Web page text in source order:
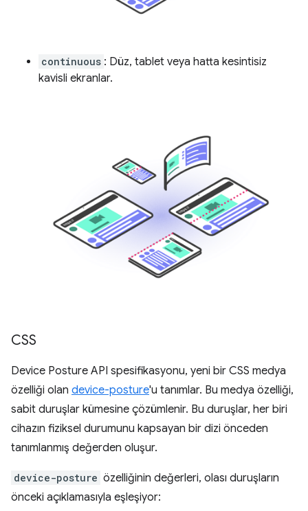
continuous : Düz, tablet veya hatta kesintisiz
kavisli ekranlar.
CSS
Device Posture API spesifikasyonu, yeni bir CSS medya
özelliği olan device-posture'u tanımlar. Bu medya özelliği,
sabit duruşlar kümesine çözümlenir. Bu duruşlar, her biri
cihazın fiziksel durumunu kapsayan bir dizi önceden
tanımlanmış değerden oluşur.
device-posture özelliğinin değerleri, olası duruşların
önceki açıklamasıyla eşleşiyor: